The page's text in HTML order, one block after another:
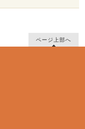
ページ上部へ